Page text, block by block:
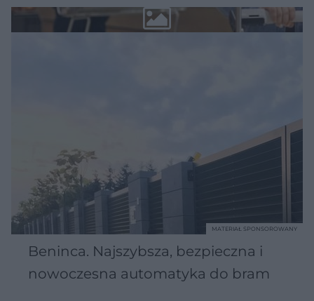
Beninca. Najszybsza, bezpieczna i
nowoczesna automatyka do bram
MATERIAŁ SPONSOROWANY